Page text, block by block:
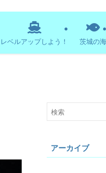
レベルアップしよう！ 茨城の海
アーカイブ